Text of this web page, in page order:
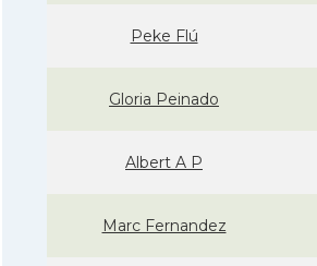
Peke Flú
Gloria Peinado
Albert A P
Marc Fernandez